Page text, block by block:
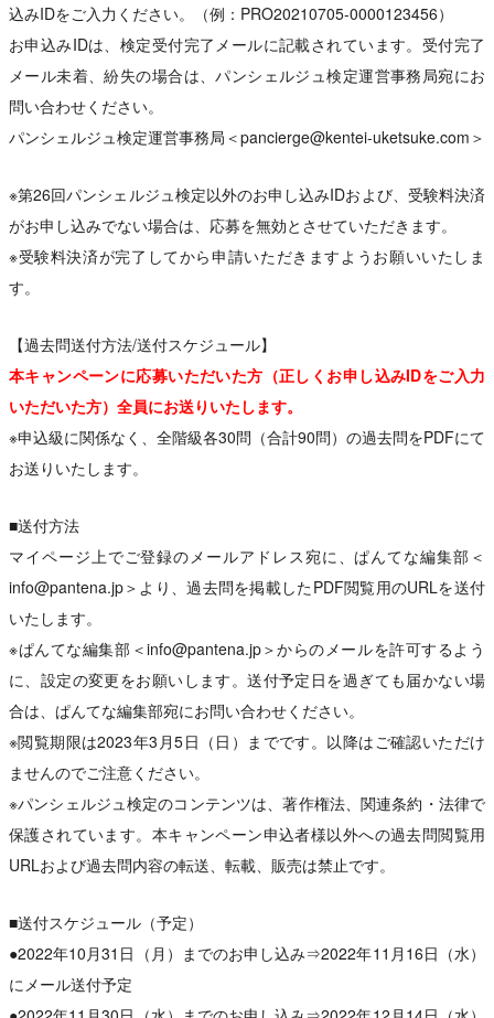
込みIDをご入力ください。（例：PRO20210705-0000123456）
お申込みIDは、検定受付完了メールに記載されています。受付完了
メール未着、紛失の場合は、パンシェルジュ検定運営事務局宛にお
問い合わせください。
パンシェルジュ検定運営事務局＜pancierge@kentei-uketsuke.com＞
※第26回パンシェルジュ検定以外のお申し込みIDおよび、受験料決済
がお申し込みでない場合は、応募を無効とさせていただきます。
※受験料決済が完了してから申請いただきますようお願いいたしま
す。
【過去問送付方法/送付スケジュール】
本キャンペーンに応募いただいた方（正しくお申し込みIDをご入力
いただいた方）全員にお送りいたします。
※申込級に関係なく、全階級各30問（合計90問）の過去問をPDFにて
お送りいたします。
■送付方法
マイページ上でご登録のメールアドレス宛に、ぱんてな編集部＜
info@pantena.jp＞より、過去問を掲載したPDF閲覧用のURLを送付
いたします。
※ぱんてな編集部＜info@pantena.jp＞からのメールを許可するよう
に、設定の変更をお願いします。送付予定日を過ぎても届かない場
合は、ぱんてな編集部宛にお問い合わせください。
※閲覧期限は2023年3月5日（日）までです。以降はご確認いただけ
ませんのでご注意ください。
※パンシェルジュ検定のコンテンツは、著作権法、関連条約・法律で
保護されています。本キャンペーン申込者様以外への過去問閲覧用
URLおよび過去問内容の転送、転載、販売は禁止です。
■送付スケジュール（予定）
●2022年10月31日（月）までのお申し込み⇒2022年11月16日（水）
にメール送付予定